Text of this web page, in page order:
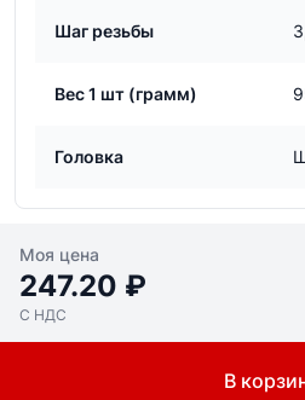
Шаг резьбы
Вес 1 шт (грамм)
Головка
Моя цена
247.20 ₽
С НДС
В